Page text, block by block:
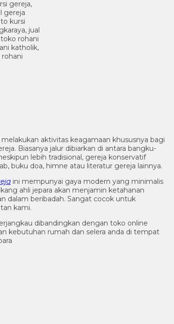
aktivitas keagamaan khususnya bagi
Biasanya jalur dibiarkan di antara bangku-
lebih tradisional, gereja konservatif
buku doa, himne atau literatur gereja lainnya.
ini mempunyai gaya modern yang minimalis
ahli jepara akan menjamin ketahanan
dalam beribadah. Sangat cocok untuk
kami.
dibandingkan dengan toko online
kebutuhan rumah dan selera anda di tempat